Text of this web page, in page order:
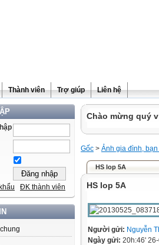
Thành viên Trợ giúp Liên hệ
ĐK thành viên
Chào mừng quý
Gốc > Ảnh gia đình,
HS lop 5A
HS lop 5A
Người gửi: Nguyễn
Ngày gửi: 20h:46'